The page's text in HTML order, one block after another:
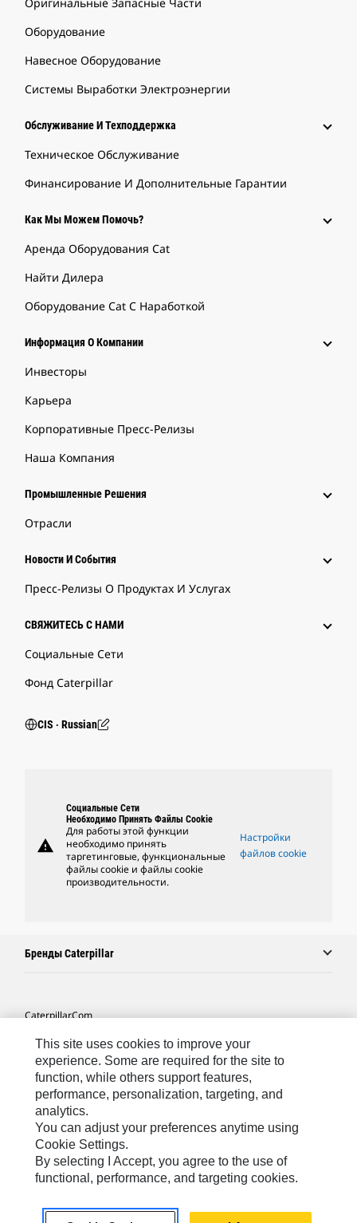
Оборудование
Навесное Оборудование
Системы Выработки Электроэнергии
Обслуживание И Техподдержка
Техническое Обслуживание
Финансирование И Дополнительные Гарантии
Как Мы Можем Помочь?
Аренда Оборудования Cat
Найти Дилера
Оборудование Cat С Наработкой
Информация О Компании
Инвесторы
Карьера
Корпоративные Пресс-Релизы
Наша Компания
Промышленные Решения
Отрасли
Новости И События
Пресс-Релизы О Продуктах И Услугах
СВЯЖИТЕСЬ С НАМИ
Социальные Сети
Фонд Caterpillar
CIS ‧ Russian
warning
Социальные Сети
Необходимо Принять Файлы Cookie
Для работы этой функции
необходимо принять
таргетинговые, функциональные
файлы cookie и файлы cookie
производительности.
Настройки
файлов cookie
Бренды Caterpillar
Caterpillar.com
Связаться С Caterpillar
Карта Сайта
Cookie Settings
Юридическая Информация
Конфиденциальность Личных Данных
CIS - Russian© 2026 Caterpillar. Все права сохранены.
This site uses cookies to improve your
experience. Some are required for the site to
function, while others support features,
performance, personalization, targeting, and
analytics.
You can adjust your preferences anytime using
Cookie Settings.
By selecting I Accept, you agree to the use of
functional, performance, and targeting cookies.